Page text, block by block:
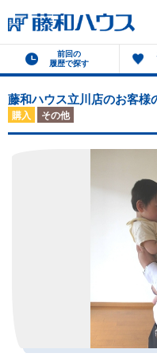
前回の
履歴で探す
藤和ハウス立川店のお客様
購入 その他